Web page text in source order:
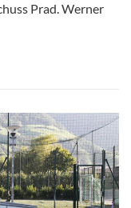
Prad. Werner